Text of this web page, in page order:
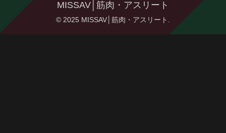
MISSAV│筋肉・アスリート
© 2025 MISSAV│筋肉・アスリート.